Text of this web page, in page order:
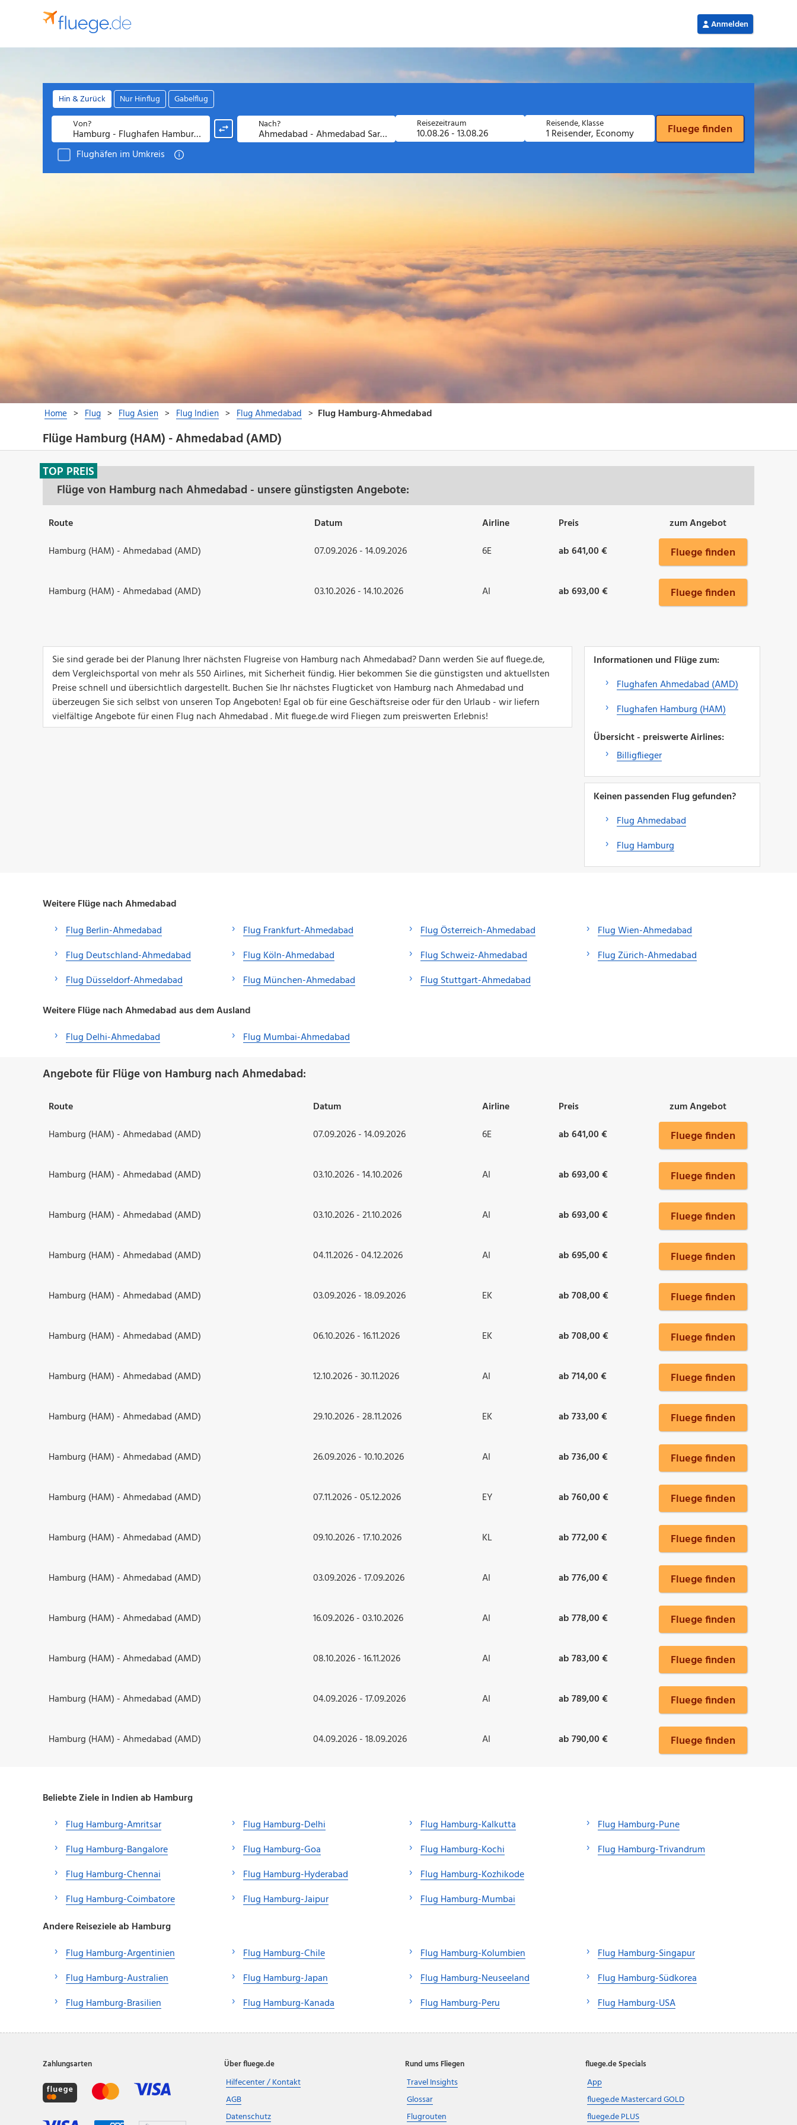
Flüge Hamburg (HAM) - Ahmedabad (AMD)
Flüge von Hamburg nach Ahmedabad - unsere günstigsten Angebote:
TOP PREIS
Route Datum Airline Preis
zum Angebot
Hamburg (HAM) - Ahmedabad (AMD)
07.09.2026 - 14.09.2026 6E ab 641,00 € Fluege finden
Hamburg (HAM) - Ahmedabad (AMD) 03.10.2026 - 14.10.2026 AI ab 693,00 € Fluege finden
Sie sind gerade bei der Planung Ihrer nächsten Flugreise von Hamburg nach Ahmedabad? Dann werden Sie auf fluege.de,
dem Vergleichsportal von mehr als 550 Airlines, mit Sicherheit fündig. Hier bekommen Sie die günstigsten und aktuellsten
Preise schnell und übersichtlich dargestellt. Buchen Sie Ihr nächstes Flugticket von Hamburg nach Ahmedabad und
überzeugen Sie sich selbst von unseren Top Angeboten! Egal ob für eine Geschäftsreise oder für den Urlaub - wir liefern
vielfältige Angebote für einen Flug nach Ahmedabad . Mit fluege.de wird Fliegen zum preiswerten Erlebnis!
Informationen und Flüge zum:
Flughafen Ahmedabad (AMD)
Flughafen Hamburg (HAM)
Übersicht - preiswerte Airlines:
Billigflieger
Keinen passenden Flug gefunden?
Flug Ahmedabad
Flug Hamburg
Weitere Flüge nach Ahmedabad
Flug Berlin-Ahmedabad
Flug Deutschland-Ahmedabad
Flug Düsseldorf-Ahmedabad
Flug Frankfurt-Ahmedabad
Flug Köln-Ahmedabad
Flug München-Ahmedabad
Flug Österreich-Ahmedabad
Flug Schweiz-Ahmedabad
Flug Stuttgart-Ahmedabad
Flug Wien-Ahmedabad
Flug Zürich-Ahmedabad
Weitere Flüge nach Ahmedabad aus dem Ausland
Flug Delhi-Ahmedabad
Flug Mumbai-Ahmedabad
Angebote für Flüge von Hamburg nach Ahmedabad:
Route Datum Airline Preis
zum Angebot
Hamburg (HAM) - Ahmedabad (AMD)
07.09.2026 - 14.09.2026 6E ab 641,00 € Fluege finden
Hamburg (HAM) - Ahmedabad (AMD) 03.10.2026 - 14.10.2026 AI ab 693,00 € Fluege finden
Hamburg (HAM) - Ahmedabad (AMD) 03.10.2026 - 21.10.2026 AI ab 693,00 € Fluege finden
Hamburg (HAM) - Ahmedabad (AMD) 04.11.2026 - 04.12.2026 AI ab 695,00 € Fluege finden
Hamburg (HAM) - Ahmedabad (AMD) 03.09.2026 - 18.09.2026 EK ab 708,00 € Fluege finden
Hamburg (HAM) - Ahmedabad (AMD) 06.10.2026 - 16.11.2026 EK ab 708,00 € Fluege finden
Hamburg (HAM) - Ahmedabad (AMD) 12.10.2026 - 30.11.2026 AI ab 714,00 € Fluege finden
Hamburg (HAM) - Ahmedabad (AMD) 29.10.2026 - 28.11.2026 EK ab 733,00 € Fluege finden
Hamburg (HAM) - Ahmedabad (AMD) 26.09.2026 - 10.10.2026 AI ab 736,00 € Fluege finden
Hamburg (HAM) - Ahmedabad (AMD) 07.11.2026 - 05.12.2026 EY ab 760,00 € Fluege finden
Hamburg (HAM) - Ahmedabad (AMD) 09.10.2026 - 17.10.2026 KL ab 772,00 € Fluege finden
Hamburg (HAM) - Ahmedabad (AMD) 03.09.2026 - 17.09.2026 AI ab 776,00 € Fluege finden
Hamburg (HAM) - Ahmedabad (AMD) 16.09.2026 - 03.10.2026 AI ab 778,00 € Fluege finden
Hamburg (HAM) - Ahmedabad (AMD) 08.10.2026 - 16.11.2026 AI ab 783,00 € Fluege finden
Hamburg (HAM) - Ahmedabad (AMD) 04.09.2026 - 17.09.2026 AI ab 789,00 € Fluege finden
Hamburg (HAM) - Ahmedabad (AMD) 04.09.2026 - 18.09.2026 AI ab 790,00 € Fluege finden
Beliebte Ziele in Indien ab Hamburg
Flug Hamburg-Amritsar
Flug Hamburg-Bangalore
Flug Hamburg-Chennai
Flug Hamburg-Coimbatore
Flug Hamburg-Delhi
Flug Hamburg-Goa
Flug Hamburg-Hyderabad
Flug Hamburg-Jaipur
Flug Hamburg-Kalkutta
Flug Hamburg-Kochi
Flug Hamburg-Kozhikode
Flug Hamburg-Mumbai
Flug Hamburg-Pune
Flug Hamburg-Trivandrum
Andere Reiseziele ab Hamburg
Flug Hamburg-Argentinien
Flug Hamburg-Australien
Flug Hamburg-Brasilien
Flug Hamburg-Chile
Flug Hamburg-Japan
Flug Hamburg-Kanada
Flug Hamburg-Kolumbien
Flug Hamburg-Neuseeland
Flug Hamburg-Peru
Flug Hamburg-Singapur
Flug Hamburg-Südkorea
Flug Hamburg-USA